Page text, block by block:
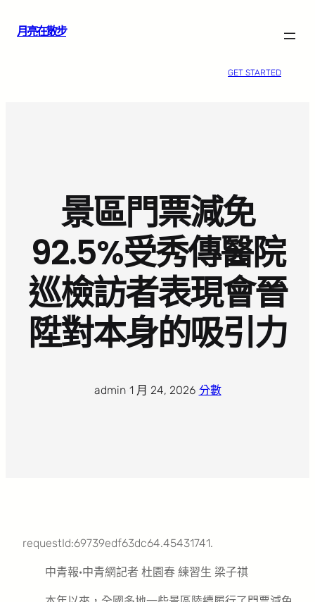
月亮在散步
GET STARTED
景區門票減免
92.5%受秀傳醫院
巡檢訪者表現會晉
陞對本身的吸引力
admin· 1 月 24, 2026· 分數
requestId:69739edf63dc64.45431741.
中青報·中青網記者 杜園春 練習生 梁子祺